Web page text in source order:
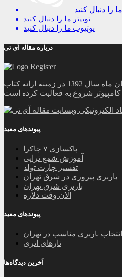
ما را دنبال کنید
توییتر ما را دنبال کنید
یوتیوب ما را دنبال کنید
درباره مقاله آی تی
وبسایت مقاله آی تی از آبان ماه سال 1392 در زمینه ارائه کتاب
پیوندهای مفید
پاکسازی ۷ چاکرا
آموزش شمع تراپی
تفسیر چارت تولد
باربری پیروزی در شرق تهران
باربری شرق تهران
الان وقت دلاره
پیوندهای مفید
انتخاب باربری مناسب در تهران
تارهای اتری
آخرین دیدگاه‌ها